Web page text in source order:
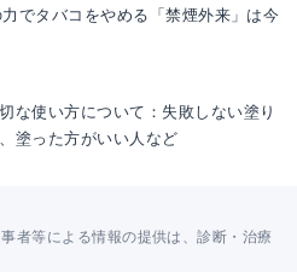
力でタバコをやめる「禁煙外来」は今
な使い方について：失敗しない塗り
塗った方がいい人など
者等による情報の提供は、診断・治療